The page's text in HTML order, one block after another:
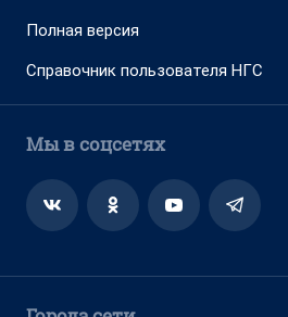
Полная версия
Справочник пользователя НГС
Мы в соцсетях